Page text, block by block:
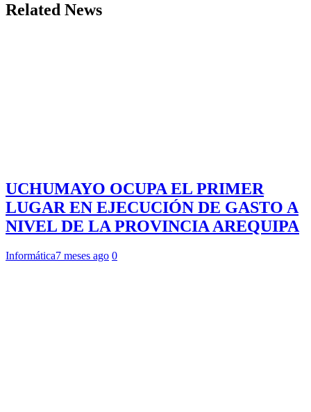
Related News
UCHUMAYO OCUPA EL PRIMER
LUGAR EN EJECUCIÓN DE GASTO A
NIVEL DE LA PROVINCIA AREQUIPA
Informática7 meses ago 0